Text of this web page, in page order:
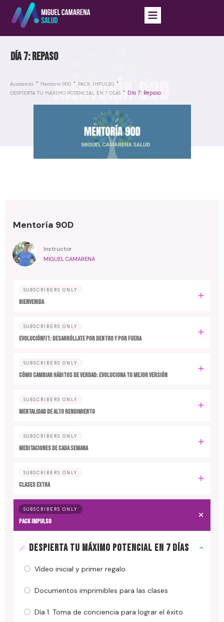
Día 7: Repaso
Academia Mentoría 90D
PACK IMPULSO
DESPIERTA TU MÁXIMO POTENCIAL EN 7 DÍAS
Día 7: Repaso
Mentoría 90D
Instructor
MIGUEL CAMARENA
SUBSCRIBERS ONLY
BIENVENIDA
SUBSCRIBERS ONLY
EvoluciónFit: desarróllate por dentro y por fuera
SUBSCRIBERS ONLY
Cómo cambiar hábitos de verdad: evoluciona tu mejor versión
SUBSCRIBERS ONLY
MENTALIDAD DE ALTO RENDIMIENTO
SUBSCRIBERS ONLY
MEDITACIONES DE CADA SEMANA
SUBSCRIBERS ONLY
CLASES EXTRA
SUBSCRIBERS ONLY
PACK IMPULSO
DESPIERTA TU MÁXIMO POTENCIAL EN 7 DÍAS
Vídeo inicial y primer regalo
Documentos imprimibles para las clases
Día 1: Toma de conciencia para lograr el éxito